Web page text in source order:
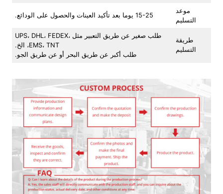
موعد
التسليم
15-25 يوما بعد تأكيد العينات والحصول على الودائع.
طريقة
التسليم
طلب صغير عن طريق التعبير مثل UPS، DHL، FEDEX،
EMS، TNT، الخ.
طلب أكبر عن طريق البحر أو عن طريق الجو.